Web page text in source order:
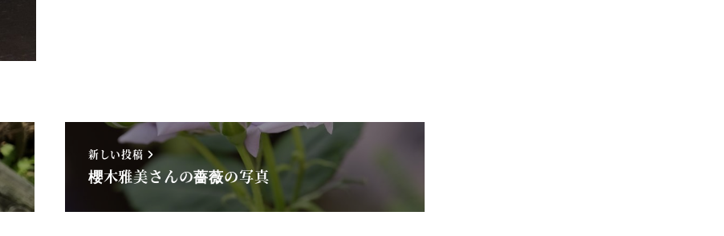
新しい投稿
櫻木雅美さんの薔薇の写真